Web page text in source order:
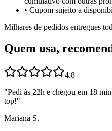
• Cupom sujeito a
Milhares de pedidos entregues
Quem usa,
4.8
"Pedi às 22h e chegou em 18
top!"
Mariana S.